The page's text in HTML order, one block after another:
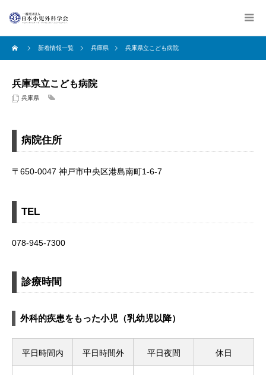
新着情報一覧 兵庫県 兵庫県立こども病院
兵庫県立こども病院
兵庫県
病院住所
〒650-0047 神戸市中央区港島南町1-6-7
TEL
078-945-7300
診療時間
外科的疾患をもった小児（乳幼児以降）
平日時間内 平日時間外 平日夜間 休日